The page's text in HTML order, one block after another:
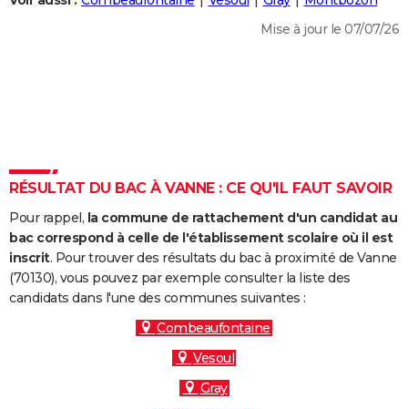
DICTIONNAIRE
COPAINS D'AVANT
S'inscrire
Se connecter
Lycées
Collèges
Primaires
Universités
Entreprises
Service militaire
Avis de recherche
AVIS DE DÉCÈS
Mise à jour le 07/07/26
RÉSULTAT DU BAC À VANNE : CE QU'IL FAUT SAVOIR
Pour rappel, la commune de rattachement d'un candidat au
bac correspond à celle de l'établissement scolaire où il est
inscrit. Pour trouver des résultats du bac à proximité de Vanne
(70130), vous pouvez par exemple consulter la liste des
candidats dans l'une des communes suivantes :
Combeaufontaine
Vesoul
Gray